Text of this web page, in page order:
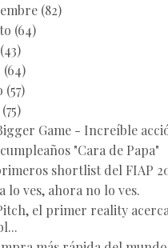
(82)
(64)
(43)
(64)
(57)
(75)
Game - Increíble
"Cara de Papa"
shortlist del FIAP
lo ves, ahora no lo ves.
el primer reality